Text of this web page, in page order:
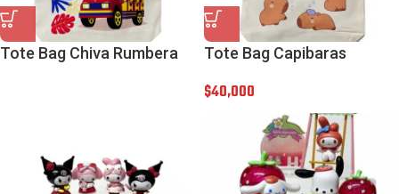
Tote Bag Chiva Rumbera Tote Bag Capibaras
$40,000